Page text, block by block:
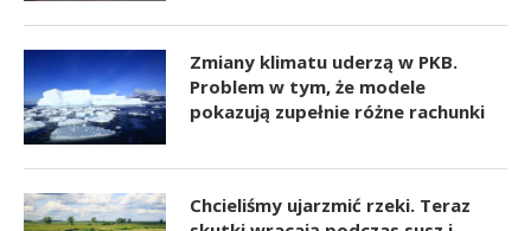
Zmiany klimatu uderzą w PKB.
Problem w tym, że modele
pokazują zupełnie różne rachunki
Chcieliśmy ujarzmić rzeki. Teraz